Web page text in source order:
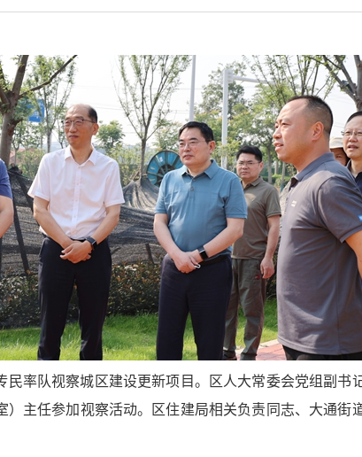
率队视察城区建设更新项目。区人大常委会党组副书
主任参加视察活动。区住建局相关负责同志、大通街